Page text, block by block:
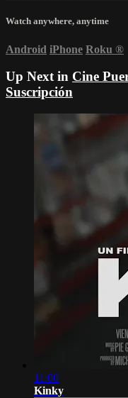
Watch anywhere, anytime
Android iPhone Roku ®
Up Next in Cine
Suscripción
11:00
Kinky